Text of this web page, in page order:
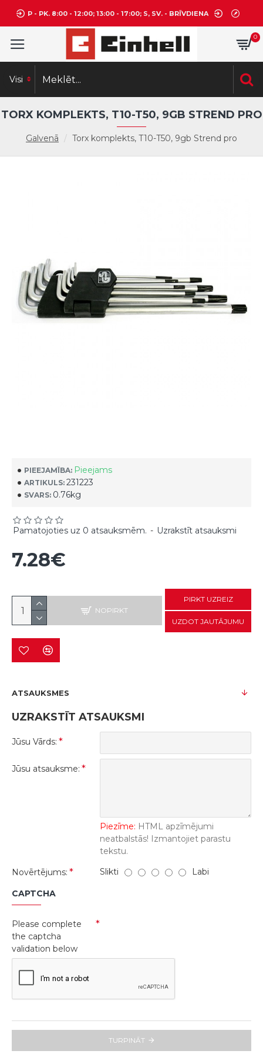
P - PK. 8:00 - 12:00; 13:00 - 17:00; S, SV. - BRĪVDIENA
0
Visi
Galvenā Torx komplekts, T10-T50, 9gb Strend pro
TORX KOMPLEKTS, T10-T50, 9GB STREND PRO
PIEEJAMĪBA: Pieejams
ARTIKULS: 231223
SVARS: 0.76kg
Pamatojoties uz 0 atsauksmēm. - Uzrakstīt atsauksmi
7.28€
NOPIRKT
PIRKT UZREIZ
UZDOT JAUTĀJUMU
ATSAUKSMES
UZRAKSTĪT ATSAUKSMI
Jūsu Vārds:
Jūsu atsauksme:
Piezīme: HTML apzīmējumi
neatbalstās! Izmantojiet parastu
tekstu.
Novērtējums:
Slikti Labi
CAPTCHA
Please complete
the captcha
validation below
TURPINĀT